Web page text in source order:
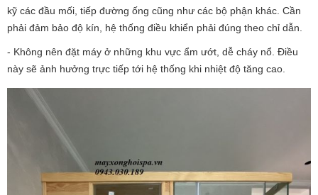
kỹ các đầu mối, tiếp đường ống cũng như các bộ phận khác. Cần
phải đảm bảo độ kín, hệ thống điều khiển phải đúng theo chỉ dẫn.
- Không nên đặt máy ở những khu vực ẩm ướt, dễ cháy nổ. Điều
này sẽ ảnh hưởng trực tiếp tới hệ thống khi nhiệt độ tăng cao.